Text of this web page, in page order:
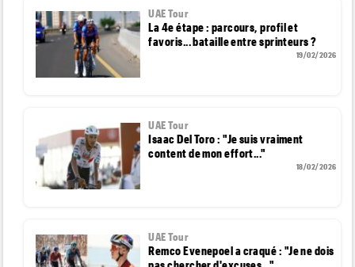
UAE Tour
La 4e étape : parcours, profil et
favoris... bataille entre sprinteurs ?
19/02/2026
UAE Tour
Isaac Del Toro : "Je suis vraiment
content de mon effort..."
18/02/2026
UAE Tour
Remco Evenepoel a craqué : "Je ne dois